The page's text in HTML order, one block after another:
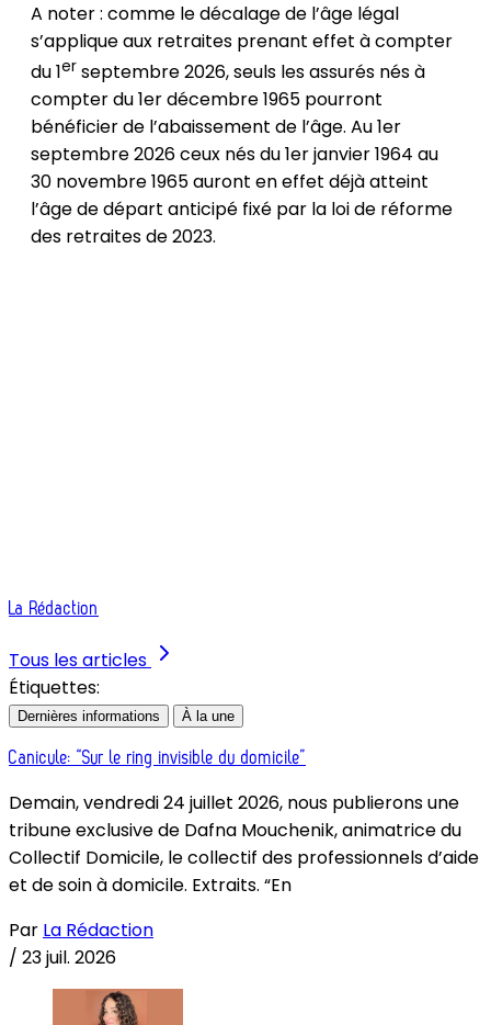
A noter : comme le décalage de l’âge légal
s’applique aux retraites prenant effet à compter
du 1er septembre 2026, seuls les assurés nés à
compter du 1er décembre 1965 pourront
bénéficier de l’abaissement de l’âge. Au 1er
septembre 2026 ceux nés du 1er janvier 1964 au
30 novembre 1965 auront en effet déjà atteint
l’âge de départ anticipé fixé par la loi de réforme
des retraites de 2023.
La Rédaction
Tous les articles
Étiquettes:
Dernières informations À la une
Canicule: “Sur le ring invisible du domicile”
Demain, vendredi 24 juillet 2026, nous publierons une
tribune exclusive de Dafna Mouchenik, animatrice du
Collectif Domicile, le collectif des professionnels d’aide
et de soin à domicile. Extraits. “En
Par La Rédaction
/ 23 juil. 2026